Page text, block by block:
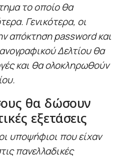
το οποίο θα
Γενικότερα, οι
απόκτηση password και
Δελτίου θα
και θα ολοκληρωθούν
θα δώσουν
εξετάσεις
υποψήφιοι που είχαν
πανελλαδικές